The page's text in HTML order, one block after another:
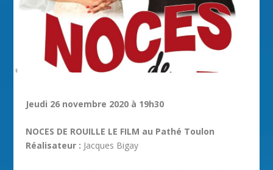
Jeudi 26 novembre 2020 à 19h30
NOCES DE ROUILLE LE FILM au Pathé Toulon
Réalisateur : Jacques Bigay